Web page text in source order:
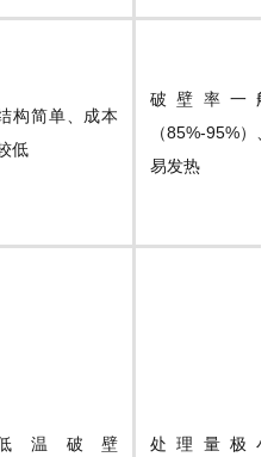
构简单、成本
低
破壁率一般
（85%-95%）、
易发热
温破壁
处理量极小